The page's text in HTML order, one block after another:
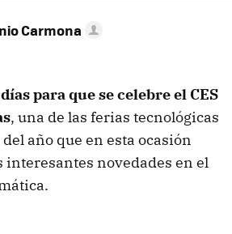
Carmona
para que se celebre el CES
, una de las ferias tecnológicas
año que en esta ocasión
novedades en el